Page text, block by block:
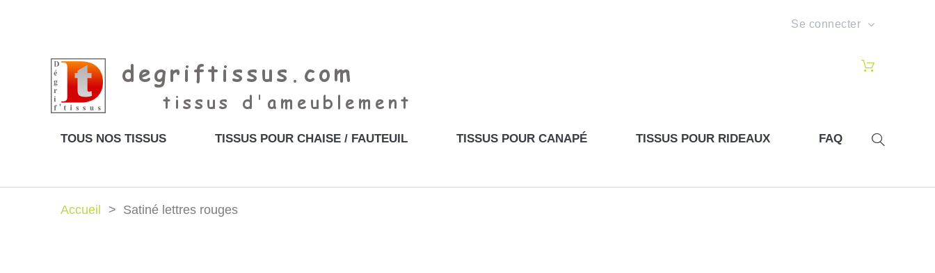
Se connecter
TOUS NOS TISSUS TISSUS POUR CHAISE / FAUTEUIL TISSUS POUR CANAPÉ TISSUS POUR RIDEAUX FAQ
Accueil Satiné lettres rouges